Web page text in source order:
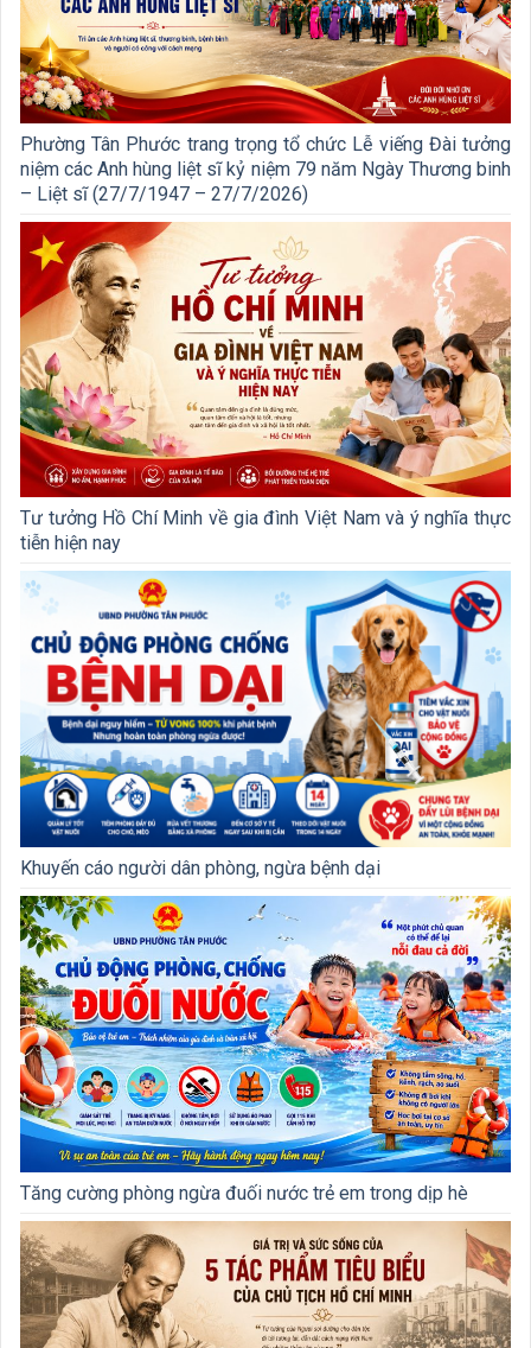
Phường Tân Phước trang trọng tổ chức Lễ viếng Đài tưởng
niệm các Anh hùng liệt sĩ kỷ niệm 79 năm Ngày Thương binh
– Liệt sĩ (27/7/1947 – 27/7/2026)
Tư tưởng Hồ Chí Minh về gia đình Việt Nam và ý nghĩa thực
tiễn hiện nay
Khuyến cáo người dân phòng, ngừa bệnh dại
Tăng cường phòng ngừa đuối nước trẻ em trong dịp hè